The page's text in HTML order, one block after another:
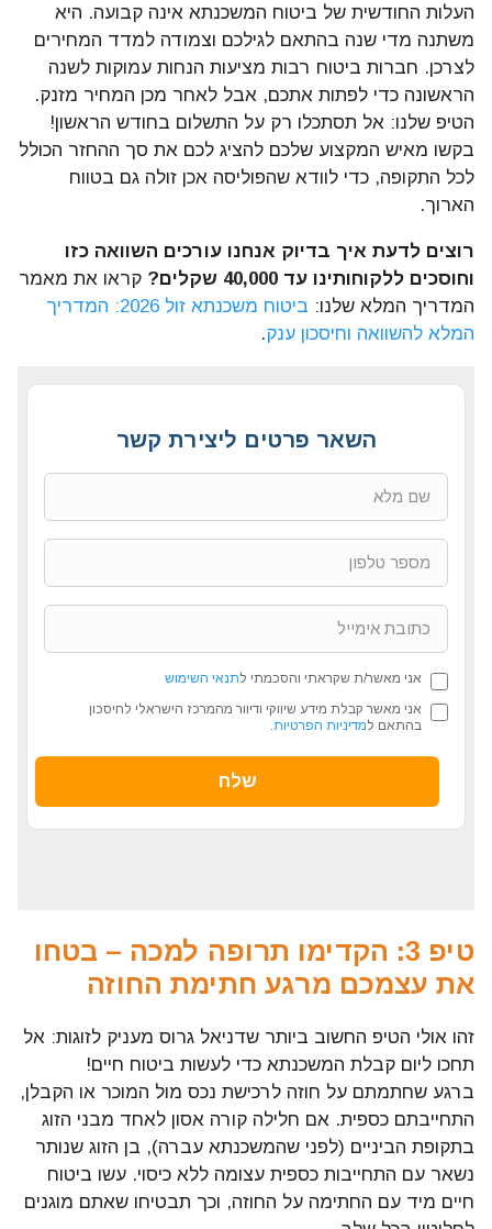
העלות החודשית של ביטוח המשכנתא אינה קבועה. היא
משתנה מדי שנה בהתאם לגילכם וצמודה למדד המחירים
לצרכן. חברות ביטוח רבות מציעות הנחות עמוקות לשנה
הראשונה כדי לפתות אתכם, אבל לאחר מכן המחיר מזנק.
הטיפ שלנו: אל תסתכלו רק על התשלום בחודש הראשון!
בקשו מאיש המקצוע שלכם להציג לכם את סך ההחזר הכולל
לכל התקופה, כדי לוודא שהפוליסה אכן זולה גם בטווח
הארוך.
רוצים לדעת איך בדיוק אנחנו עורכים השוואה כזו
וחוסכים ללקוחותינו עד 40,000 שקלים?
קראו את מאמר
המדריך המלא שלנו:
ביטוח משכנתא זול 2026: המדריך
המלא להשוואה וחיסכון ענק.
השאר פרטים ליצירת קשר
אני מאשר/ת שקראתי והסכמתי לתנאי השימוש
אני מאשר קבלת מידע שיווקי ודיוור מהמרכז הישראלי לחיסכון
בהתאם למדיניות הפרטיות
טיפ 3: הקדימו תרופה למכה – בטחו
את עצמכם מרגע חתימת החוזה
זהו אולי הטיפ החשוב ביותר שדניאל גרוס מעניק לזוגות: אל
תחכו ליום קבלת המשכנתא כדי לעשות ביטוח חיים!
ברגע שחתמתם על חוזה לרכישת נכס מול המוכר או הקבלן,
התחייבתם כספית. אם חלילה קורה אסון לאחד מבני הזוג
בתקופת הביניים (לפני שהמשכנתא עברה), בן הזוג שנותר
נשאר עם התחייבות כספית עצומה ללא כיסוי. עשו ביטוח
חיים מיד עם החתימה על החוזה, וכך תבטיחו שאתם מוגנים